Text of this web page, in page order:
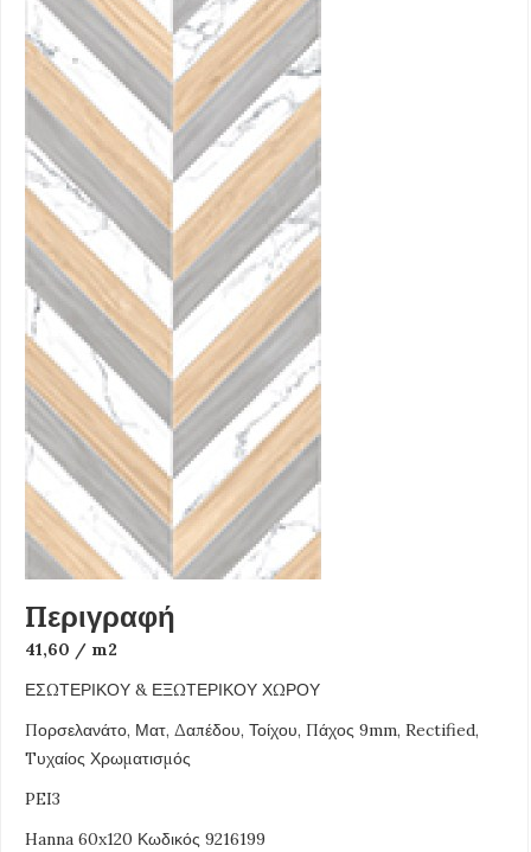
Περιγραφή
41,60 / m2
ΕΣΩΤΕΡΙΚΟΥ & ΕΞΩΤΕΡΙΚΟΥ ΧΩΡΟΥ
Πορσελανάτο, Ματ, Δαπέδου, Τοίχου, Πάχος 9mm, Rectified,
Tυχαίος Χρωματισμός
PEI3
Hanna 60x120 Κωδικός 9216199